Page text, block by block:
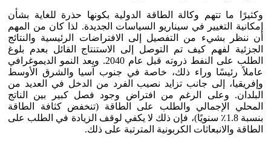
وكثيرًا ما تتهم وكالة الطاقة الدولية بكونها حذرة للغاية بشأن
إمكانية التغيير في سيناريو السياسات الجديدة. لذا كان من المهم
أن ننظر بشيء من التفصيل إلى الافتراضات الرئيسية والنتائج
الجزئية لفهم كيف تم التوصل إلى الاستنتاج القائل بعدم بلوغ
الطلب على النفط ذروته قبل عام 2040. ويعد النمو الديموغرافي
عاملاً رئيسًا وراء ذلك، خاصة في جنوب آسيا والشرق الأوسط
وإفريقيا، إلى جانب تزايد نصيب الفرد من الدخل في العديد من
البلدان. وعلى الرغم من افتراض وجود فصل كبير بين الناتج
المحلي الإجمالي والطلب على الطاقة (تنخفض كثافة الطاقة
بنسبة 1.8٪ سنويًا)، فإن ذلك لا يكفي لوقف الزيادة في الطلب على
الطاقة والانبعاثات الكربونية المترتبة على ذلك.